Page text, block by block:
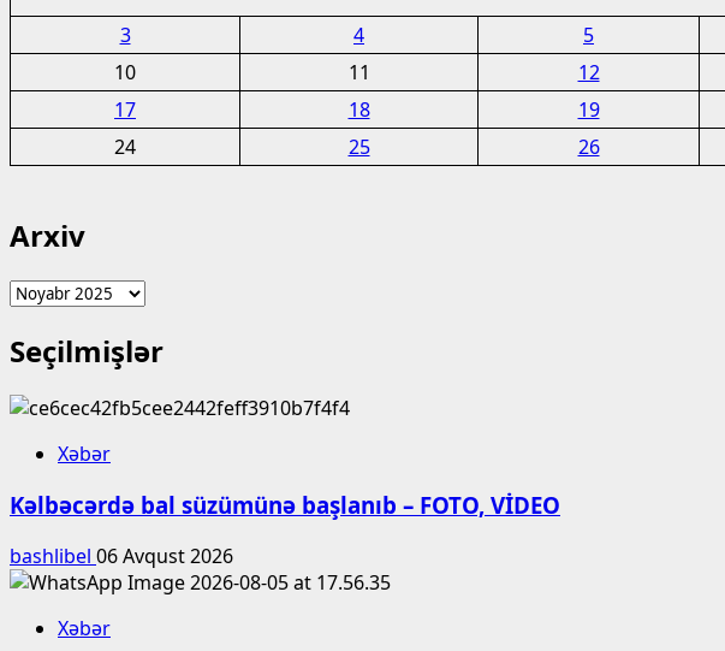
qəbul
edib
3
4 5
10
11 12
17
18 19
24
25 26
Arxiv
Arxiv
Seçilmişlər
Xəbər
Kəlbəcərdə bal süzümünə başlanıb – FOTO, VİDEO
bashlibel 06 Avqust 2026
Xəbər